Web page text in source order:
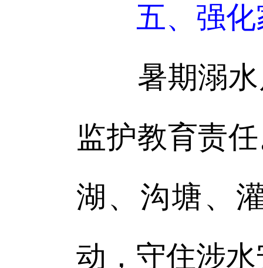
五、强
暑期溺水
监护教育责
湖、沟塘、
动，守住涉